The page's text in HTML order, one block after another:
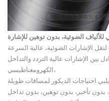
الضوئية، بدون توهين للإشارة
الإشارات الضوئية، عالية السرعة
بين الإشارات عالية التردد والتداخل
الكهرومغناطيسي،
النقل بطول 100 متر، ويلبي احتياجات الديكور لمسافات طويلة